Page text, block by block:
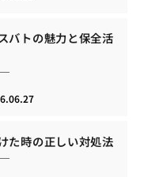
バトの魅力と保全活
た時の正しい対処法